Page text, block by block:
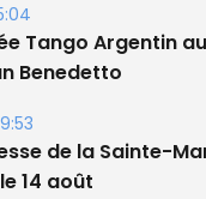
Tango Argentin au
Benedetto
de la Sainte-
14 août